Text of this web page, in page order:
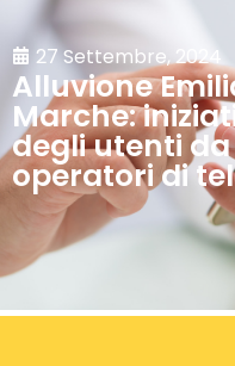
27 Settembre, 2024
Alluvione
Marche:
degli utenti
operatori di